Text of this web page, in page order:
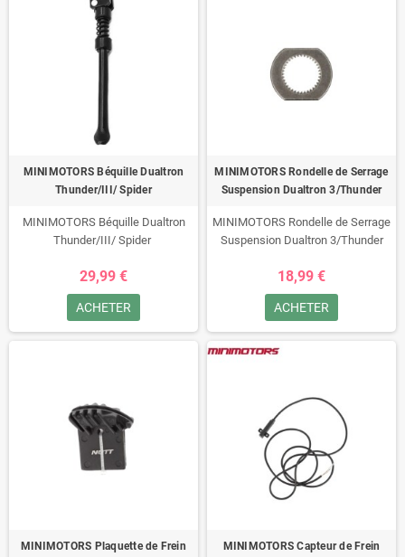
MINIMOTORS Béquille Dualtron
Thunder/III/ Spider
MINIMOTORS Béquille Dualtron
Thunder/III/ Spider
29,99 €
ACHETER
MINIMOTORS Rondelle de Serrage
Suspension Dualtron 3/Thunder
MINIMOTORS Rondelle de Serrage
Suspension Dualtron 3/Thunder
18,99 €
ACHETER
MINIMOTORS Plaquette de Frein
MINIMOTORS Capteur de Frein